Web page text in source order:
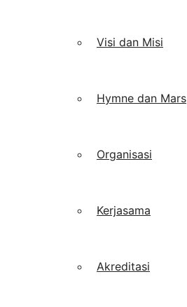
Visi dan Misi
Hymne dan Mars
Organisasi
Kerjasama
Akreditasi